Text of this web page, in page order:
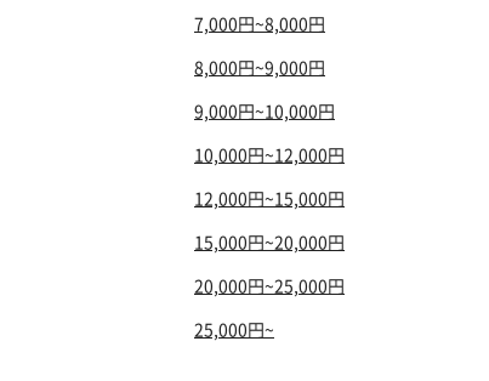
7,000円~8,000円
8,000円~9,000円
9,000円~10,000円
10,000円~12,000円
12,000円~15,000円
15,000円~20,000円
20,000円~25,000円
25,000円~